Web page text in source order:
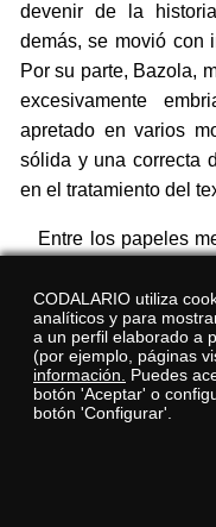
devenir de la
demás, se movió con
Por su parte, Bazola,
excesivamente
apretado en varios
sólida y una correcta
en el tratamiento del
Entre los papeles
producciones de
años, buena
lo vocal. Junto a
protagonizó uno de
del drama, el trío de
Sin duda, un
CODALARIO utiliza
analíticos y para
a un perfil elaborado a
(por ejemplo, páginas
información.
Puedes
botón 'Aceptar' o
botón 'Configurar'.